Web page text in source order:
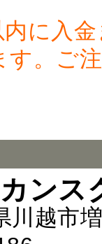
に入
す。ご
ンス
越市